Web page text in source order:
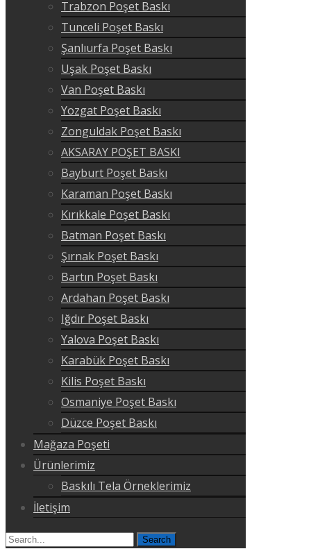
Trabzon Poşet Baskı
Tunceli Poşet Baskı
Şanlıurfa Poşet Baskı
Uşak Poşet Baskı
Van Poşet Baskı
Yozgat Poşet Baskı
Zonguldak Poşet Baskı
AKSARAY POŞET BASKI
Bayburt Poşet Baskı
Karaman Poşet Baskı
Kırıkkale Poşet Baskı
Batman Poşet Baskı
Şırnak Poşet Baskı
Bartın Poşet Baskı
Ardahan Poşet Baskı
Iğdır Poşet Baskı
Yalova Poşet Baskı
Karabük Poşet Baskı
Kilis Poşet Baskı
Osmaniye Poşet Baskı
Düzce Poşet Baskı
Mağaza Poşeti
Ürünlerimiz
Baskılı Tela Örneklerimiz
İletişim
Search